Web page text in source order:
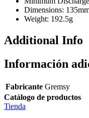
Dimensions:
Weight: 192.5g
Additional Info
Información
Fabricante Gremsy
Catálogo de productos
Tienda